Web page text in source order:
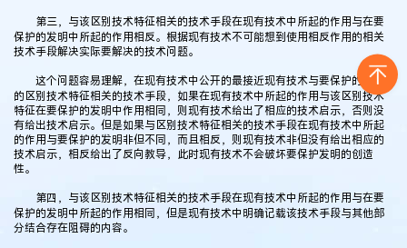
第三，与该区别技术特征相关的技术手段在现有技术中所起的作用与在要
保护的发明中所起的作用相反。根据现有技术不可能想到使用相反作用的相关
技术手段解决实际要解决的技术问题。
这个问题容易理解，在现有技术中公开的最接近现有技术与要保护的发明
的区别技术特征相关的技术手段，如果在现有技术中所起的作用与该区别技术
特征在要保护的发明中作用相同，则现有技术给出了相应的技术启示，否则没
有给出技术启示。但是如果与区别技术特征相关的技术手段在现有技术中所起
的作用与要保护的发明非但不同，而且相反，则现有技术非但没有给出相应的
技术启示，相反给出了反向教导，此时现有技术不会破坏要保护发明的创造
性。
第四，与该区别技术特征相关的技术手段在现有技术中所起的作用与在要
保护的发明中所起的作用相同，但是现有技术中明确记载该技术手段与其他部
分结合存在阻碍的内容。